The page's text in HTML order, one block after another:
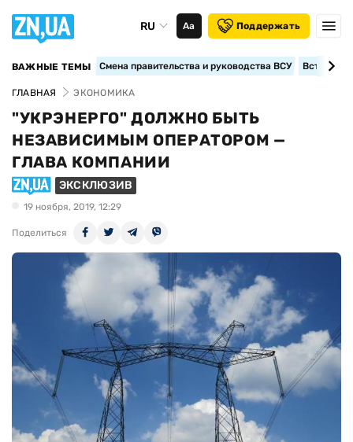
RU Аа Поддержать
ВАЖНЫЕ ТЕМЫ Смена правительства и руководства ВСУ
ГЛАВНАЯ ЭКОНОМИКА
"УКРЭНЕРГО" ДОЛЖНО БЫТЬ
НЕЗАВИСИМЫМ ОПЕРАТОРОМ —
ГЛАВА КОМПАНИИ
ЭКСКЛЮЗИВ
19 ноября, 2019, 12:29
Поделиться